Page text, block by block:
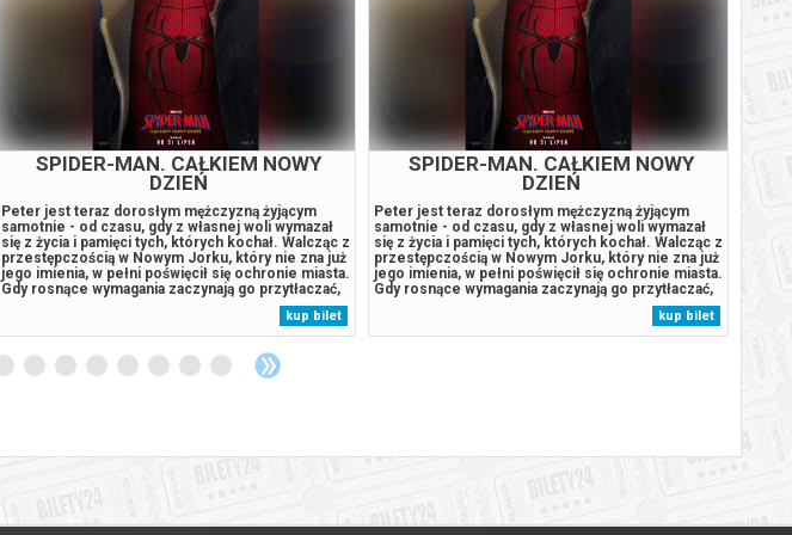
SPIDER-MAN. CAŁKIEM NOWY
DZIEŃ
Peter jest teraz dorosłym mężczyzną żyjącym
samotnie - od czasu, gdy z własnej woli wymazał
się z życia i pamięci tych, których kochał. Walcząc z
przestępczością w Nowym Jorku, który nie zna już
jego imienia, w pełni poświęcił się ochronie miasta.
Gdy rosnące wymagania zaczynają go przytłaczać,
presja wywołuje zaskakującą fizyczną przemianę,
która zagraża jego istnieniu, podczas gdy nowy,
niepokojący...
kup bilet
SPIDER-MAN. CAŁKIEM NOWY
DZIEŃ
Peter jest teraz dorosłym mężczyzną żyjącym
samotnie - od czasu, gdy z własnej woli wymazał
się z życia i pamięci tych, których kochał. Walcząc z
przestępczością w Nowym Jorku, który nie zna już
jego imienia, w pełni poświęcił się ochronie miasta.
Gdy rosnące wymagania zaczynają go przytłaczać,
presja wywołuje zaskakującą fizyczną przemianę,
która zagraża jego istnieniu, podczas gdy nowy,
niepokojący...
kup bilet